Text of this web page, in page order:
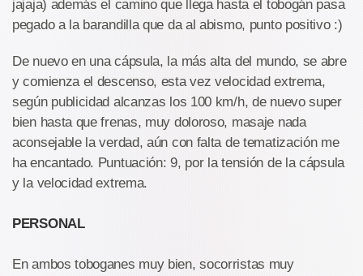
jajaja) además el camino que llega hasta el tobogán pasa
pegado a la barandilla que da al abismo, punto positivo :)
De nuevo en una cápsula, la más alta del mundo, se abre
y comienza el descenso, esta vez velocidad extrema,
según publicidad alcanzas los 100 km/h, de nuevo super
bien hasta que frenas, muy doloroso, masaje nada
aconsejable la verdad, aún con falta de tematización me
ha encantado. Puntuación: 9, por la tensión de la cápsula
y la velocidad extrema.
PERSONAL
En ambos toboganes muy bien, socorristas muy